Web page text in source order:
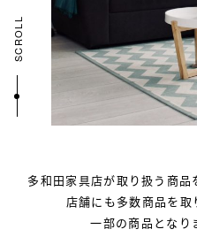
SCROLL
多和田家具店が取り扱う商品
店舗にも多数商品を取
一部の商品となり